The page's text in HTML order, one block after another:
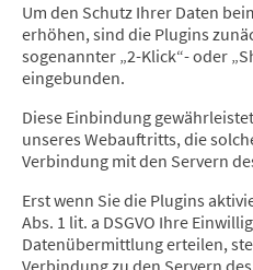
Um den Schutz Ihrer Daten
erhöhen, sind die Plugins
sogenannter „2-Klick“- oder
eingebunden.
Diese Einbindung
unseres Webauftritts, die
Verbindung mit den Servern
Erst wenn Sie die Plugins
Abs. 1 lit. a DSGVO Ihre
Datenübermittlung erteilen,